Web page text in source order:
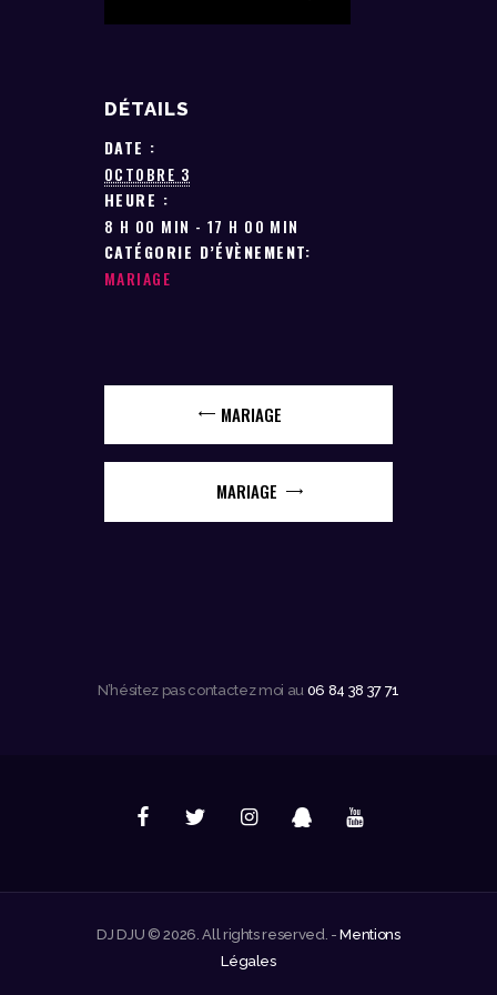
DÉTAILS
DATE :
OCTOBRE 3
HEURE :
8 H 00 MIN - 17 H 00 MIN
CATÉGORIE D’ÉVÈNEMENT:
MARIAGE
MARIAGE
MARIAGE
N’hésitez pas contactez moi au 06 84 38 37 71
DJ DJU © 2026. All rights reserved. -Mentions
Légales